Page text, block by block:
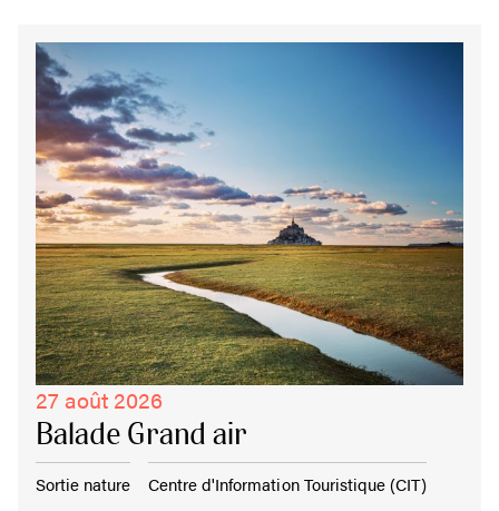
27 août 2026
Balade Grand air
Sortie nature Centre d'Information Touristique (CIT)